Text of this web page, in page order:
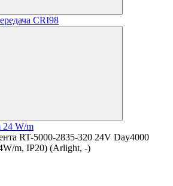
CRI98
24 W/m
RT-5000-2835-320 24V Day4000
m, IP20) (Arlight, -)